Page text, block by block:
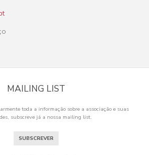
MAILING LIST
toda a informação sobre a associação e suas
subscreve já a nossa mailing list.
SUBSCREVER